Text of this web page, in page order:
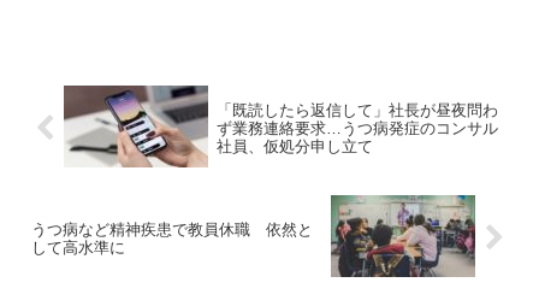
「既読したら返信して」社長が昼夜問わ
ず業務連絡要求…うつ病発症のコンサル
社員、仮処分申し立て
うつ病など精神疾患で教員休職 依然と
して高水準に